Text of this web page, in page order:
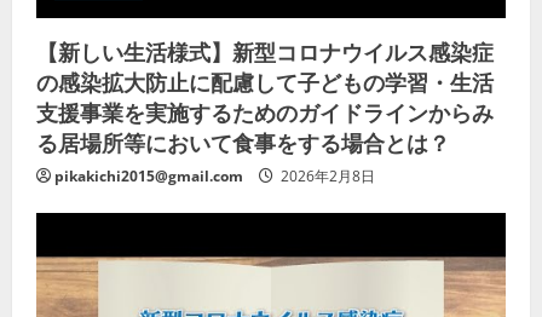
【新しい生活様式】新型コロナウイルス感染症
の感染拡大防止に配慮して子どもの学習・生活
支援事業を実施するためのガイドラインからみ
る居場所等において食事をする場合とは？
pikakichi2015@gmail.com 2026年2月8日